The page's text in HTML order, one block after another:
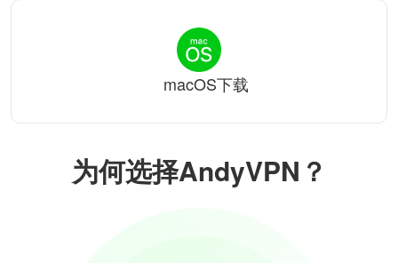
为何选择AndyVPN？
macOS下载